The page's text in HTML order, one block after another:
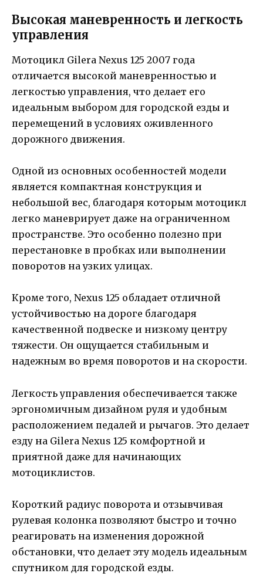
Высокая маневренность и легкость
управления
Мотоцикл Gilera Nexus 125 2007 года
отличается высокой маневренностью и
легкостью управления, что делает его
идеальным выбором для городской езды и
перемещений в условиях оживленного
дорожного движения.
Одной из основных особенностей модели
является компактная конструкция и
небольшой вес, благодаря которым мотоцикл
легко маневрирует даже на ограниченном
пространстве. Это особенно полезно при
перестановке в пробках или выполнении
поворотов на узких улицах.
Кроме того, Nexus 125 обладает отличной
устойчивостью на дороге благодаря
качественной подвеске и низкому центру
тяжести. Он ощущается стабильным и
надежным во время поворотов и на скорости.
Легкость управления обеспечивается также
эргономичным дизайном руля и удобным
расположением педалей и рычагов. Это делает
езду на Gilera Nexus 125 комфортной и
приятной даже для начинающих
мотоциклистов.
Короткий радиус поворота и отзывчивая
рулевая колонка позволяют быстро и точно
реагировать на изменения дорожной
обстановки, что делает эту модель идеальным
спутником для городской езды.